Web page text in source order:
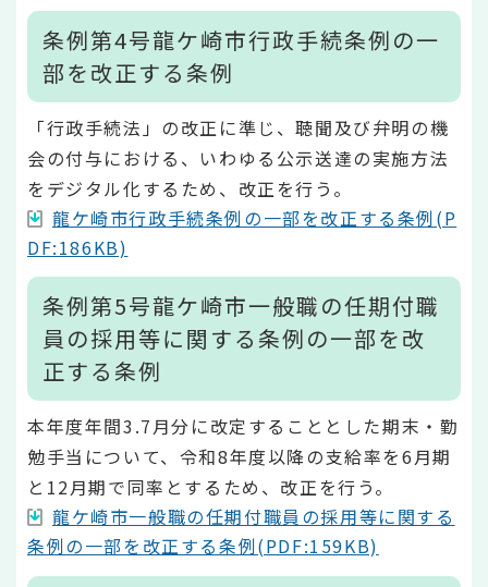
条例第4号龍ケ崎市行政手続条例の一
部を改正する条例
「行政手続法」の改正に準じ、聴聞及び弁明の機
会の付与における、いわゆる公示送達の実施方法
をデジタル化するため、改正を行う。
龍ケ崎市行政手続条例の一部を改正する条例(P
DF:186KB)
条例第5号龍ケ崎市一般職の任期付職
員の採用等に関する条例の一部を改
正する条例
本年度年間3.7月分に改定することとした期末・勤
勉手当について、令和8年度以降の支給率を6月期
と12月期で同率とするため、改正を行う。
龍ケ崎市一般職の任期付職員の採用等に関する
条例の一部を改正する条例(PDF:159KB)